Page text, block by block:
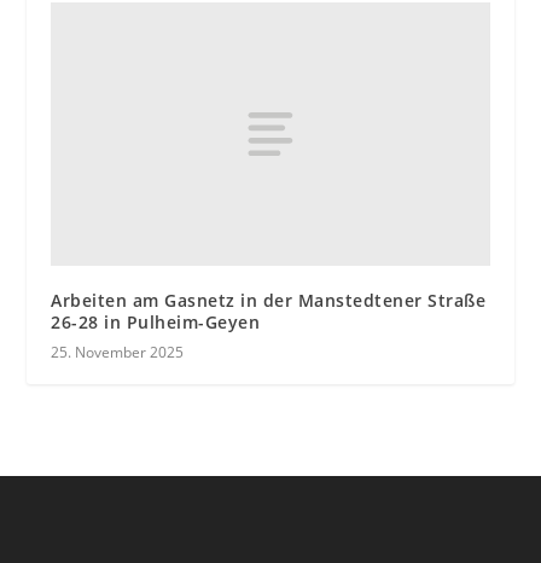
Arbeiten am Gasnetz in der Manstedtener Straße
26-28 in Pulheim-Geyen
25. November 2025